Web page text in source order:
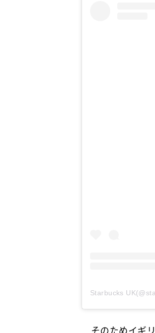
Starbucks